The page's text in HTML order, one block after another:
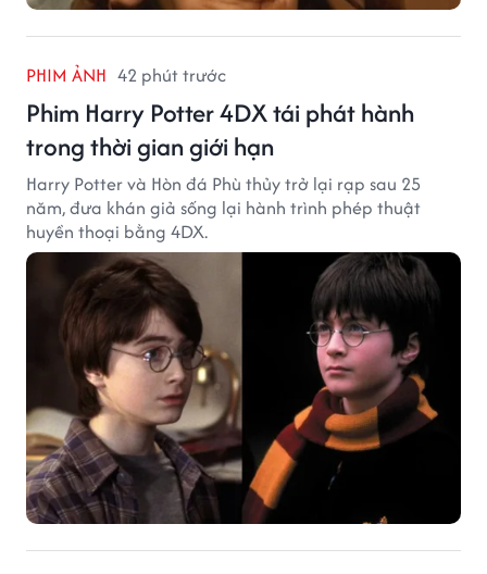
PHIM ẢNH 42 phút trước
Phim Harry Potter 4DX tái phát hành
trong thời gian giới hạn
Harry Potter và Hòn đá Phù thủy trở lại rạp sau 25
năm, đưa khán giả sống lại hành trình phép thuật
huyền thoại bằng 4DX.